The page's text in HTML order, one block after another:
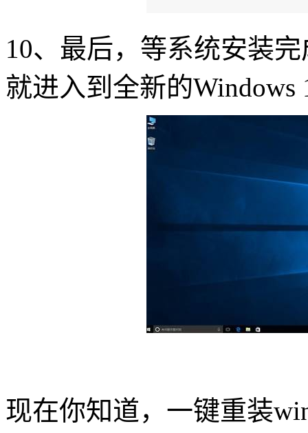
10、最后，等系统安装
就进入到全新的
现在你知道，一键重装